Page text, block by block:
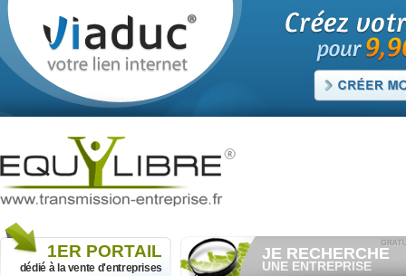
1ER PORTAIL
dédié à la vente d'entreprises
JE RECHERCHE
UNE ENTREPRISE